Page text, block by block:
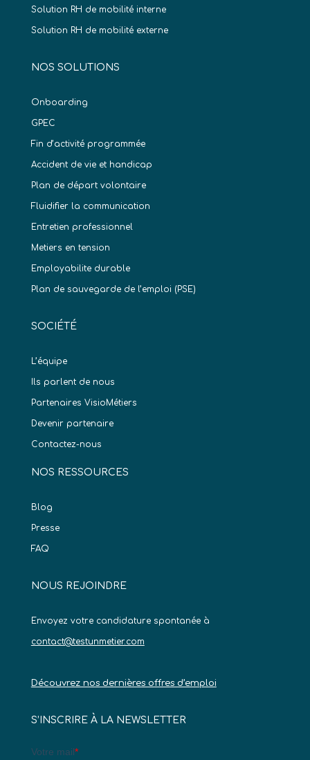
Solution RH de mobilité interne
Solution RH de mobilité externe
NOS SOLUTIONS
Onboarding
GPEC
Fin d’activité programmée
Accident de vie et handicap
Plan de départ volontaire
Fluidifier la communication
Entretien professionnel
Metiers en tension
Employabilite durable
Plan de sauvegarde de l’emploi (PSE)
SOCIÉTÉ
L’équipe
Ils parlent de nous
Partenaires VisioMétiers
Devenir partenaire
Contactez-nous
NOS RESSOURCES
Blog
Presse
FAQ
NOUS REJOINDRE
Envoyez votre candidature spontanée à
contact@testunmetier.com
Découvrez nos dernières offres d’emploi
S’INSCRIRE À LA NEWSLETTER